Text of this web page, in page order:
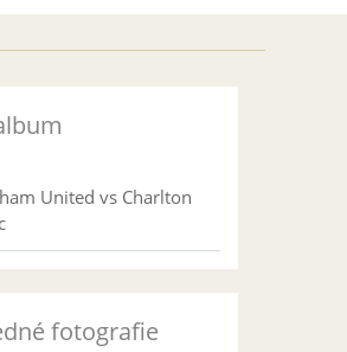
United vs Charlton
fotografie